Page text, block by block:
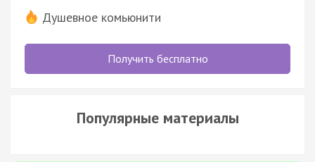
Душевное комьюнити
Получить бесплатно
Популярные материалы